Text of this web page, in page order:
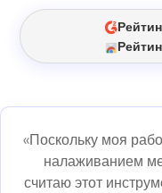
«Поскольку моя
налаживанием
считаю этот